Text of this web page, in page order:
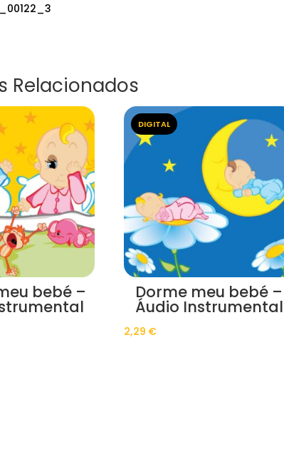
Relacionados
bebé –
DIGITAL
Dorme meu bebé –
Áudio Instrumental
2,29 €